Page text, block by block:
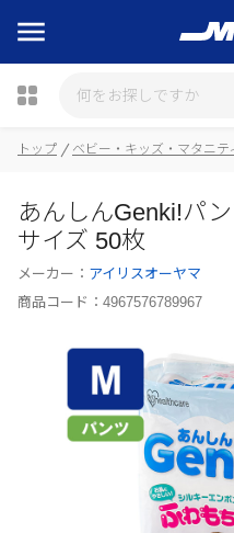
トップ ベビー・キッズ・マタニテ
あんしんGenki!パ
サイズ 50枚
メーカー： アイリスオーヤマ
商品コード： 4967576789967